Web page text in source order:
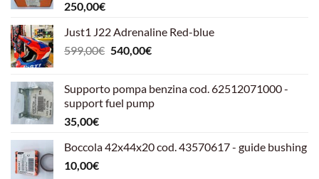
250,00€
Just1 J22 Adrenaline Red-blue
599,00€ Il
era:
599,00€.
540,00€Il
è:
540,00€.
Supporto pompa benzina cod. 62512071000 -
support fuel pump
35,00€
Boccola 42x44x20 cod. 43570617 - guide bushing
10,00€